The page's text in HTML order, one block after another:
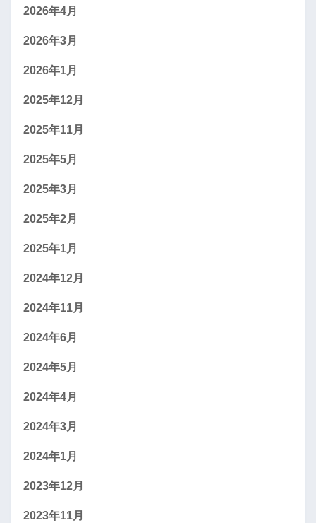
2026年4月
2026年3月
2026年1月
2025年12月
2025年11月
2025年5月
2025年3月
2025年2月
2025年1月
2024年12月
2024年11月
2024年6月
2024年5月
2024年4月
2024年3月
2024年1月
2023年12月
2023年11月